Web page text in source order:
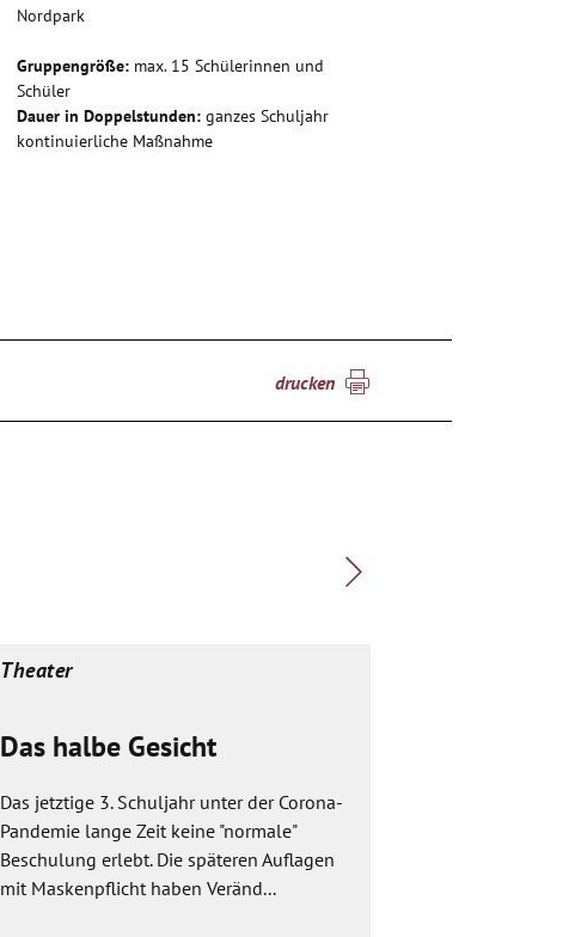
Nordpark
Gruppengröße: max. 15 Schülerinnen und
Schüler
Dauer in Doppelstunden: ganzes Schuljahr
kontinuierliche Maßnahme
drucken
Theater
Das halbe Gesicht
Das jetztige 3. Schuljahr unter der Corona-
Pandemie lange Zeit keine "normale"
Beschulung erlebt. Die späteren Auflagen
mit Maskenpflicht haben Veränd...